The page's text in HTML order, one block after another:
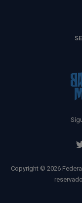
Copyright © 2026